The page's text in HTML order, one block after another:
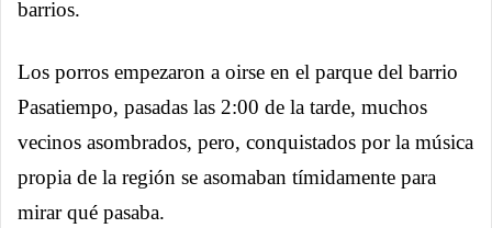
barrios.
Los porros empezaron a oirse en el parque del barrio
Pasatiempo, pasadas las 2:00 de la tarde, muchos
vecinos asombrados, pero, conquistados por la música
propia de la región se asomaban tímidamente para
mirar qué pasaba.